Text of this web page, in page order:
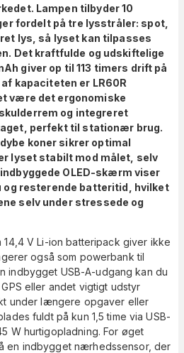
Lampen tilbyder 10
fordelt på tre lysstråler: spot,
lys, så lyset kan tilpasses
Det kraftfulde og udskiftelige
giver op til 113 timers drift på
kapaciteten er LR60R
være det ergonomiske
og integreret
perfekt til stationær brug.
koner sikrer optimal
lyset stabilt mod målet, selv
OLED-skærm viser
og resterende batteritid, hvilket
selv under stressede og
14,4 V Li-ion batteripack giver ikke
også som powerbank til
indbygget USB-A-udgang kan du
eller andet vigtigt udstyr
under længere opgaver eller
fuldt på kun 1,5 time via USB-
W hurtigopladning. For øget
en indbygget nærhedssensor, der